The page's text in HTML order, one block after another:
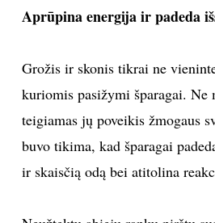
Aprūpina energija ir padeda
Grožis ir skonis tikrai ne
kuriomis pasižymi šparagai. Ne
teigiamas jų poveikis žmogaus
buvo tikima, kad šparagai
ir skaisčią odą bei atitolina